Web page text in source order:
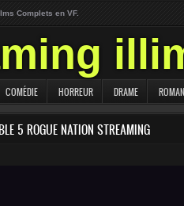
Complets en VF.
COMÉDIE HORREUR DRAME
5 ROGUE NATION STREAMING